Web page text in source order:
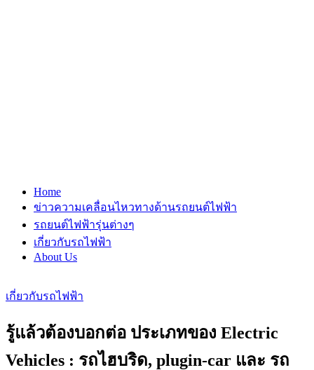
Home
ข่าวความเคลื่อนไหวทางด้านรถยนต์ไฟฟ้า
รถยนต์ไฟฟ้ารุ่นต่างๆ
เกี่ยวกับรถไฟฟ้า
About Us
เกี่ยวกับรถไฟฟ้า
รู้แล้วต้องบอกต่อ ประเภทของ Electric
Vehicles : รถไฮบริด, plugin-car และ รถ